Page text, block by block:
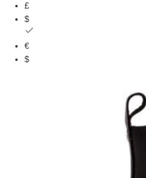
£
$
€
$